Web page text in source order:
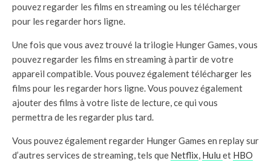
pouvez regarder les films en streaming ou les télécharger
pour les regarder hors ligne.
Une fois que vous avez trouvé la trilogie Hunger Games, vous
pouvez regarder les films en streaming à partir de votre
appareil compatible. Vous pouvez également télécharger les
films pour les regarder hors ligne. Vous pouvez également
ajouter des films à votre liste de lecture, ce qui vous
permettra de les regarder plus tard.
Vous pouvez également regarder Hunger Games en replay sur
d’autres services de streaming, tels que Netflix, Hulu et HBO